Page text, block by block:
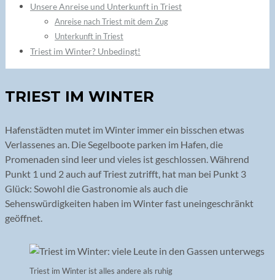
Unsere Anreise und Unterkunft in Triest
Anreise nach Triest mit dem Zug
Unterkunft in Triest
Triest im Winter? Unbedingt!
TRIEST IM WINTER
Hafenstädten mutet im Winter immer ein bisschen etwas
Verlassenes an. Die Segelboote parken im Hafen, die
Promenaden sind leer und vieles ist geschlossen. Während
Punkt 1 und 2 auch auf Triest zutrifft, hat man bei Punkt 3
Glück: Sowohl die Gastronomie als auch die
Sehenswürdigkeiten haben im Winter fast uneingeschränkt
geöffnet.
Triest im Winter ist alles andere als ruhig